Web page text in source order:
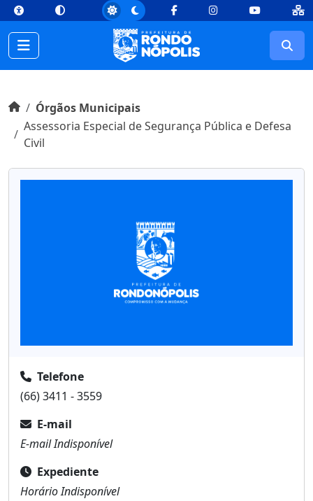
topConteúdo [1] Menu Principal [2] Busca [3] Rodapé [4]
FacebookInstagramYoutube
Início do conteúdo
InícioÓrgãos Municipais
Assessoria Especial de Segurança Pública e Defesa
Civil
Informações
Telefone
(66) 3411 - 3559
E-mail
E-mail Indisponível
Expediente
Horário Indisponível